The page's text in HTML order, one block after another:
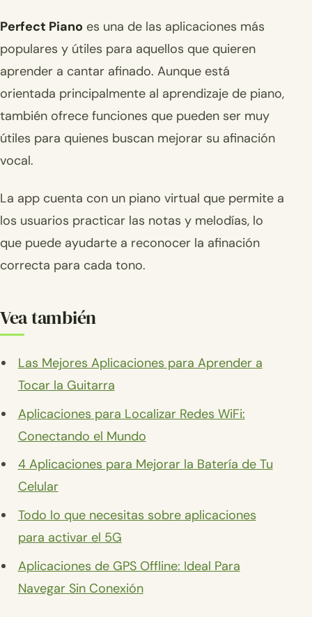
Perfect Piano es una de las aplicaciones más
populares y útiles para aquellos que quieren
aprender a cantar afinado. Aunque está
orientada principalmente al aprendizaje de piano,
también ofrece funciones que pueden ser muy
útiles para quienes buscan mejorar su afinación
vocal.
La app cuenta con un piano virtual que permite a
los usuarios practicar las notas y melodías, lo
que puede ayudarte a reconocer la afinación
correcta para cada tono.
Vea también
Las Mejores Aplicaciones para Aprender a
Tocar la Guitarra
Aplicaciones para Localizar Redes WiFi:
Conectando el Mundo
4 Aplicaciones para Mejorar la Batería de Tu
Celular
Todo lo que necesitas sobre aplicaciones
para activar el 5G
Aplicaciones de GPS Offline: Ideal Para
Navegar Sin Conexión